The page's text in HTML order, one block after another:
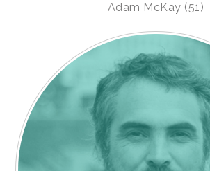
Adam McKay (51)